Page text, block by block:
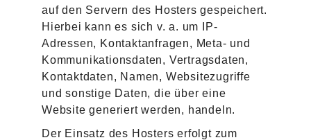
auf den Servern des Hosters gespeichert.
Hierbei kann es sich v. a. um IP-
Adressen, Kontaktanfragen, Meta- und
Kommunikationsdaten, Vertragsdaten,
Kontaktdaten, Namen, Websitezugriffe
und sonstige Daten, die über eine
Website generiert werden, handeln.
Der Einsatz des Hosters erfolgt zum